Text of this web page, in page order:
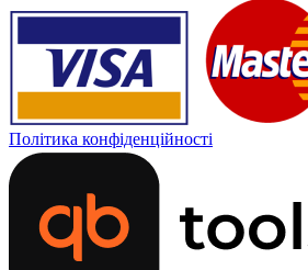
Політика конфіденційності